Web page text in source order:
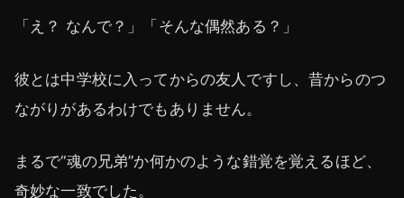
「え？ なんで？」「そんな偶然ある？」
彼とは中学校に入ってからの友人ですし、昔からのつ
ながりがあるわけでもありません。
まるで“魂の兄弟”か何かのような錯覚を覚えるほど、
奇妙な一致でした。